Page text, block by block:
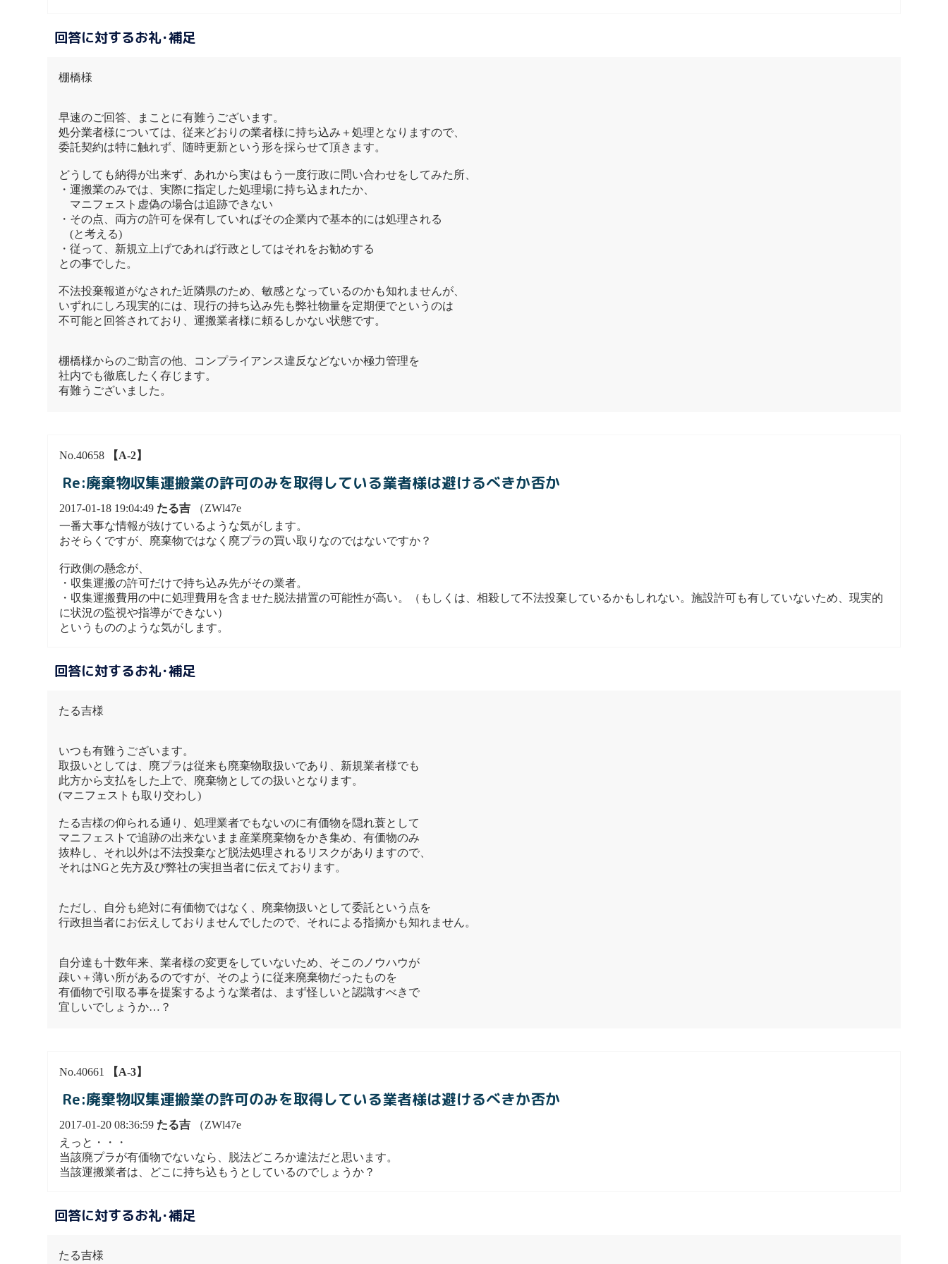
回答に対するお礼･補足
棚橋様
早速のご回答、まことに有難うございます。
処分業者様については、従来どおりの業者様に持ち込み＋処理となりますので、
委託契約は特に触れず、随時更新という形を採らせて頂きます。
どうしても納得が出来ず、あれから実はもう一度行政に問い合わせをしてみた所、
・運搬業のみでは、実際に指定した処理場に持ち込まれたか、
マニフェスト虚偽の場合は追跡できない
・その点、両方の許可を保有していればその企業内で基本的には処理される
(と考える)
・従って、新規立上げであれば行政としてはそれをお勧めする
との事でした。
不法投棄報道がなされた近隣県のため、敏感となっているのかも知れませんが、
いずれにしろ現実的には、現行の持ち込み先も弊社物量を定期便でというのは
不可能と回答されており、運搬業者様に頼るしかない状態です。
棚橋様からのご助言の他、コンプライアンス違反などないか極力管理を
社内でも徹底したく存じます。
有難うございました。
No.40658 【A-2】
Re:廃棄物収集運搬業の許可のみを取得している業者様は避けるべきか否か
2017-01-18 19:04:49 たる吉 （ZWl47e
一番大事な情報が抜けているような気がします。
おそらくですが、廃棄物ではなく廃プラの買い取りなのではないですか？
行政側の懸念が、
・収集運搬の許可だけで持ち込み先がその業者。
・収集運搬費用の中に処理費用を含ませた脱法措置の可能性が高い。（もしくは、相殺して不法投棄しているかもしれない。施設許可も有していないため、現実的
に状況の監視や指導ができない）
というもののような気がします。
回答に対するお礼･補足
たる吉様
いつも有難うございます。
取扱いとしては、廃プラは従来も廃棄物取扱いであり、新規業者様でも
此方から支払をした上で、廃棄物としての扱いとなります。
(マニフェストも取り交わし)
たる吉様の仰られる通り、処理業者でもないのに有価物を隠れ蓑として
マニフェストで追跡の出来ないまま産業廃棄物をかき集め、有価物のみ
抜粋し、それ以外は不法投棄など脱法処理されるリスクがありますので、
それはNGと先方及び弊社の実担当者に伝えております。
ただし、自分も絶対に有価物ではなく、廃棄物扱いとして委託という点を
行政担当者にお伝えしておりませんでしたので、それによる指摘かも知れません。
自分達も十数年来、業者様の変更をしていないため、そこのノウハウが
疎い＋薄い所があるのですが、そのように従来廃棄物だったものを
有価物で引取る事を提案するような業者は、まず怪しいと認識すべきで
宜しいでしょうか…？
No.40661 【A-3】
Re:廃棄物収集運搬業の許可のみを取得している業者様は避けるべきか否か
2017-01-20 08:36:59 たる吉 （ZWl47e
えっと・・・
当該廃プラが有価物でないなら、脱法どころか違法だと思います。
当該運搬業者は、どこに持ち込もうとしているのでしょうか？
回答に対するお礼･補足
たる吉様